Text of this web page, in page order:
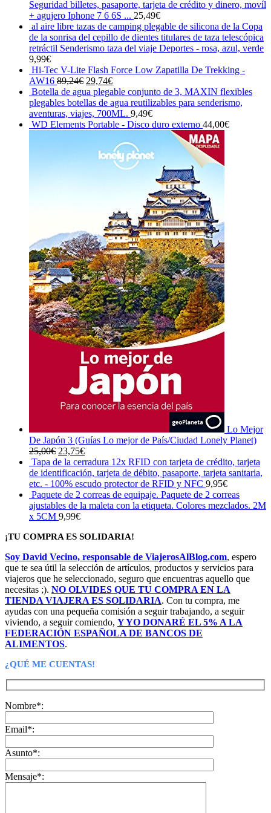
Seguridad billetes, pasaporte, tarjeta de crédito y dinero, movíl
+ agujero Iphone 7 6 6S ... 25,49€
al aire libre tazas de camping plegable de silicona de la Copa
de la sonrisa del cepillo de dientes titulares de taza telescópica
retráctil Senderismo taza del viaje Deportes - rosa, azul, verde
9,99€
Hi-Tec V-Lite Flash Force Low Zapatilla De Trekking -
AW16 89,24€ El
precio
original
era:
89,24€.
29,74€El
precio
actual
es:
29,74€.
Botella de agua plegable conjunto de 3, MAXIN flexibles
plegables botellas de agua reutilizables para senderismo,
aventuras, viajes, 700ML. 9,49€
WD Elements Portable - Disco duro externo 44,00€
Lo Mejor
De Japón 3 (Guías Lo mejor de País/Ciudad Lonely Planet)
25,00€ El
precio
original
era:
25,00€.
23,75€El
precio
actual
es:
23,75€.
Tapa de la cerradura 12x RFID con tarjeta de crédito, tarjeta
de identificación, tarjeta de débito, pasaporte, tarjeta sanitaria,
etc. - 100% escudo protector de RFID y NFC 9,95€
Paquete de 2 correas de equipaje. Paquete de 2 correas
ajustables de la maleta con la etiqueta. Colores mezclados. 2M
x 5CM 9,99€
¡TU COMPRA ES SOLIDARIA!
Soy David Vecino, responsable de ViajerosAlBlog.com, espero
que te sea útil la selección de artículos, productos y servicios para
viajeros que he seleccionado, seguro que encuentras aquello que
necesitas ;). NO OLVIDES QUE TU COMPRA EN LA
TIENDA VIAJERA ES SOLIDARIA. Con tu compra, me
ayudas con una pequeña comisión a seguir trabajando, a seguir
viviendo, a seguir comiendo, Y YO DONARÉ EL 5% A LA
FEDERACIÓN ESPAÑOLA DE BANCOS DE
ALIMENTOS.
¿QUÉ ME CUENTAS!
Nombre*:
Email*:
Asunto*:
Mensaje*: